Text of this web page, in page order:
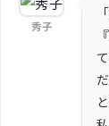
秀子